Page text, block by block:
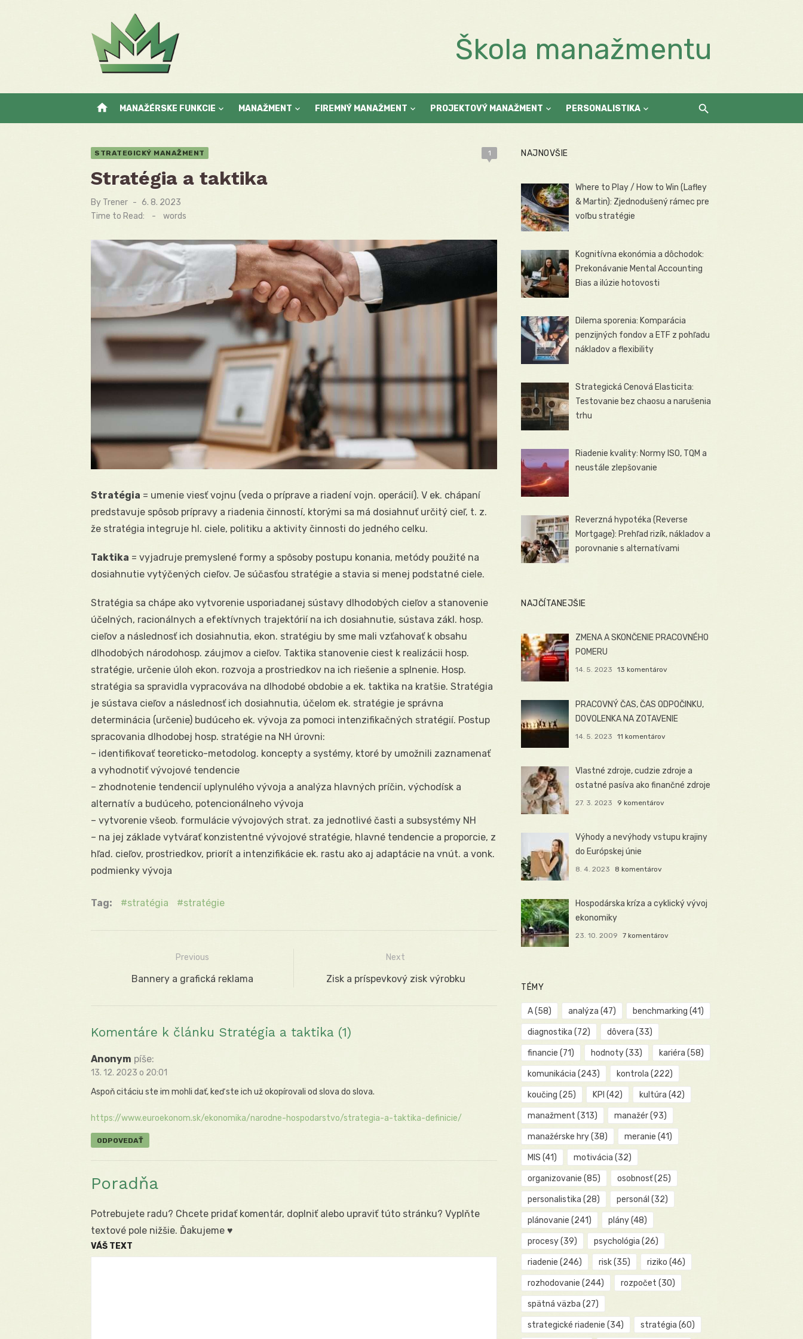
Škola manažmentu
home MANAŽÉRSKE FUNKCIE MANAŽMENT FIREMNÝ MANAŽMENT PROJEKTOVÝ MANAŽMENT PERSONALISTIKA
STRATEGICKÝ MANAŽMENT 1
Stratégia a taktika
By Trener
Posted
on
6. 8. 2023
Time to Read:
- words
Stratégia = umenie viesť vojnu (veda o príprave a riadení vojn. operácií). V ek. chápaní
predstavuje spôsob prípravy a riadenia činností, ktorými sa má dosiahnuť určitý cieľ, t. z.
že stratégia integruje hl. ciele, politiku a aktivity činnosti do jedného celku.
Taktika = vyjadruje premyslené formy a spôsoby postupu konania, metódy použité na
dosiahnutie vytýčených cieľov. Je súčasťou stratégie a stavia si menej podstatné ciele.
Stratégia sa chápe ako vytvorenie usporiadanej sústavy dlhodobých cieľov a stanovenie
účelných, racionálnych a efektívnych trajektórií na ich dosiahnutie, sústava zákl. hosp.
cieľov a následnosť ich dosiahnutia, ekon. stratégiu by sme mali vzťahovať k obsahu
dlhodobých národohosp. záujmov a cieľov. Taktika stanovenie ciest k realizácii hosp.
stratégie, určenie úloh ekon. rozvoja a prostriedkov na ich riešenie a splnenie. Hosp.
stratégia sa spravidla vypracováva na dlhodobé obdobie a ek. taktika na kratšie. Stratégia
je sústava cieľov a následnosť ich dosiahnutia, účelom ek. stratégie je správna
determinácia (určenie) budúceho ek. vývoja za pomoci intenzifikačných stratégií. Postup
spracovania dlhodobej hosp. stratégie na NH úrovni:
– identifikovať teoreticko-metodolog. koncepty a systémy, ktoré by umožnili zaznamenať
a vyhodnotiť vývojové tendencie
– zhodnotenie tendencií uplynulého vývoja a analýza hlavných príčin, východísk a
alternatív a budúceho, potencionálneho vývoja
– vytvorenie všeob. formulácie vývojových strat. za jednotlivé časti a subsystémy NH
– na jej základe vytvárať konzistentné vývojové stratégie, hlavné tendencie a proporcie, z
hľad. cieľov, prostriedkov, priorít a intenzifikácie ek. rastu ako aj adaptácie na vnút. a vonk.
podmienky vývoja
Tag: stratégia stratégie
Navigácia
Previous
Previous
Bannery a grafická reklama
Next
Next
Zisk a príspevkový zisk výrobku
Komentáre k článku Stratégia a taktika (1)
Anonym píše:
13. 12. 2023 o 20:01
Aspoň citáciu ste im mohli dať, keď ste ich už okopírovali od slova do slova.
https://www.euroekonom.sk/ekonomika/narodne-hospodarstvo/strategia-a-taktika-definicie/
ODPOVEDAŤ
Poradňa
Potrebujete radu? Chcete pridať komentár, doplniť alebo upraviť túto stránku? Vyplňte
textové pole nižšie. Ďakujeme ♥
VÁŠ TEXT
NAJNOVŠIE
Where to Play / How to Win (Lafley
& Martin): Zjednodušený rámec pre
voľbu stratégie
Kognitívna ekonómia a dôchodok:
Prekonávanie Mental Accounting
Bias a ilúzie hotovosti
Dilema sporenia: Komparácia
penzijných fondov a ETF z pohľadu
nákladov a flexibility
Strategická Cenová Elasticita:
Testovanie bez chaosu a narušenia
trhu
Riadenie kvality: Normy ISO, TQM a
neustále zlepšovanie
Reverzná hypotéka (Reverse
Mortgage): Prehľad rizík, nákladov a
porovnanie s alternatívami
NAJČÍTANEJŠIE
ZMENA A SKONČENIE PRACOVNÉHO
POMERU
14. 5. 2023 13 komentárov
PRACOVNÝ ČAS, ČAS ODPOČINKU,
DOVOLENKA NA ZOTAVENIE
14. 5. 2023 11 komentárov
Vlastné zdroje, cudzie zdroje a
ostatné pasíva ako finančné zdroje
27. 3. 2023 9 komentárov
Výhody a nevýhody vstupu krajiny
do Európskej únie
8. 4. 2023 8 komentárov
Hospodárska kríza a cyklický vývoj
ekonomiky
23. 10. 2009 7 komentárov
TÉMY
A(58) analýza (47) benchmarking (41)
diagnostika (72) dôvera (33)
financie (71) hodnoty(33) kariéra (58)
komunikácia (243) kontrola (222)
koučing (25) KPI (42) kultúra (42)
manažment (313) manažér(93)
manažérske hry(38) meranie (41)
MIS (41) motivácia (32)
organizovanie (85) osobnosť(25)
personalistika (28) personál (32)
plánovanie (241) plány(48)
procesy(39) psychológia (26)
riadenie (246) risk(35) riziko (46)
rozhodovanie (244) rozpočet (30)
spätná väzba (27)
strategické riadenie (34) stratégia (60)